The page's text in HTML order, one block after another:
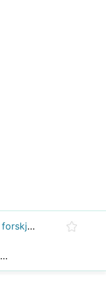
Hvordan er rhinitt og laryngitt forskjellige?
Hva er de fleste ørebetennelser og bihuler forårsaket av?